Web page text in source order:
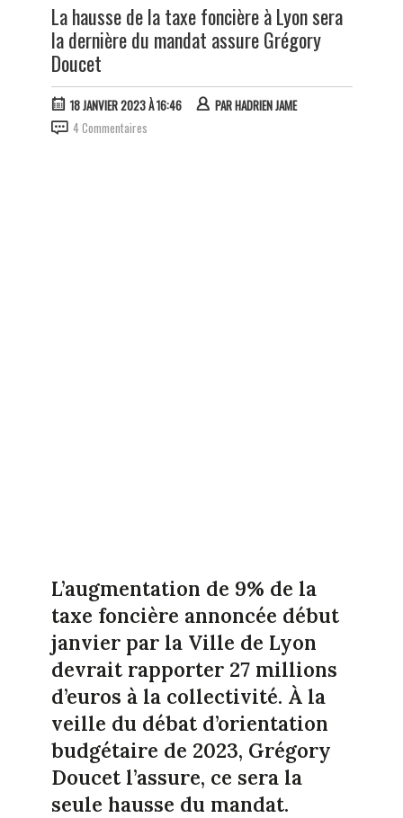
La hausse de la taxe foncière à Lyon sera
la dernière du mandat assure Grégory
Doucet
18 JANVIER 2023 À 16:46 PARHADRIEN JAME
4 Commentaires
L’augmentation de 9% de la
taxe foncière annoncée début
janvier par la Ville de Lyon
devrait rapporter 27 millions
d’euros à la collectivité. À la
veille du débat d’orientation
budgétaire de 2023, Grégory
Doucet l’assure, ce sera la
seule hausse du mandat.